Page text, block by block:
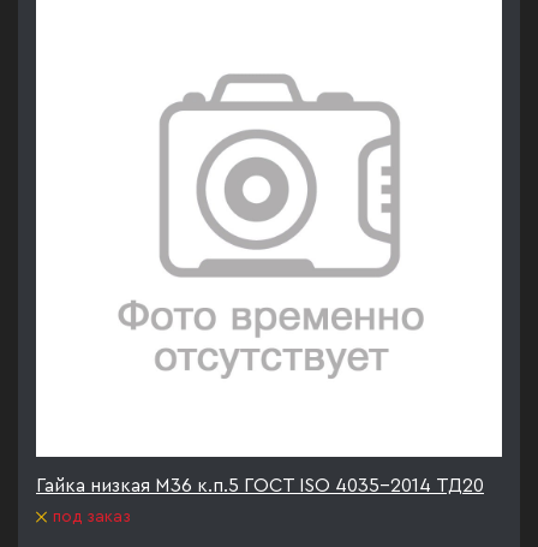
Гайка низкая М36 к.п.5 ГОСТ ISO 4035-2014 ТД20
под заказ